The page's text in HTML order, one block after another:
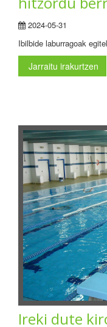
2024-05-31
Ibilbide laburragoak
Jarraitu irakurtzen
Ireki dute